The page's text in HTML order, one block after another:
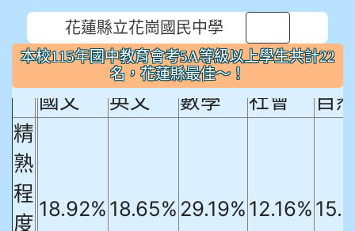
花蓮縣立花崗國民中學
本校115年國中教育會考5A等級以上學生共計22
名，花蓮縣最佳～！
本校115年國中教育會考5A等級以上
學生共計22名，花蓮縣最佳～！
國文
英文 數學 社會
自
精
熟
程
度
18.92% 18.65% 29.19% 12.16%